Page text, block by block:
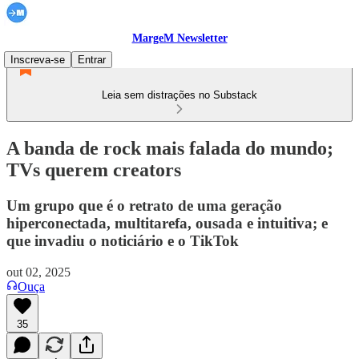
MargeM Newsletter
Inscreva-se
Entrar
Leia sem distrações no Substack
A banda de rock mais falada do mundo;
TVs querem creators
Um grupo que é o retrato de uma geração
hiperconectada, multitarefa, ousada e intuitiva; e
que invadiu o noticiário e o TikTok
out 02, 2025
Ouça
35